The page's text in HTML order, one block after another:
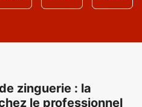
zinguerie : la
le professionnel